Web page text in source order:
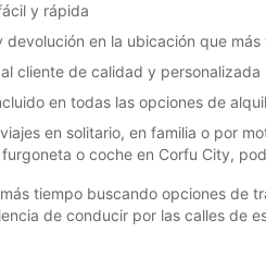
y rápida
devolución en la ubicación que
cliente de calidad y personalizada
en todas las opciones de
en solitario, en familia o por
o coche en Corfu City,
tiempo buscando opciones de
de conducir por las calles de